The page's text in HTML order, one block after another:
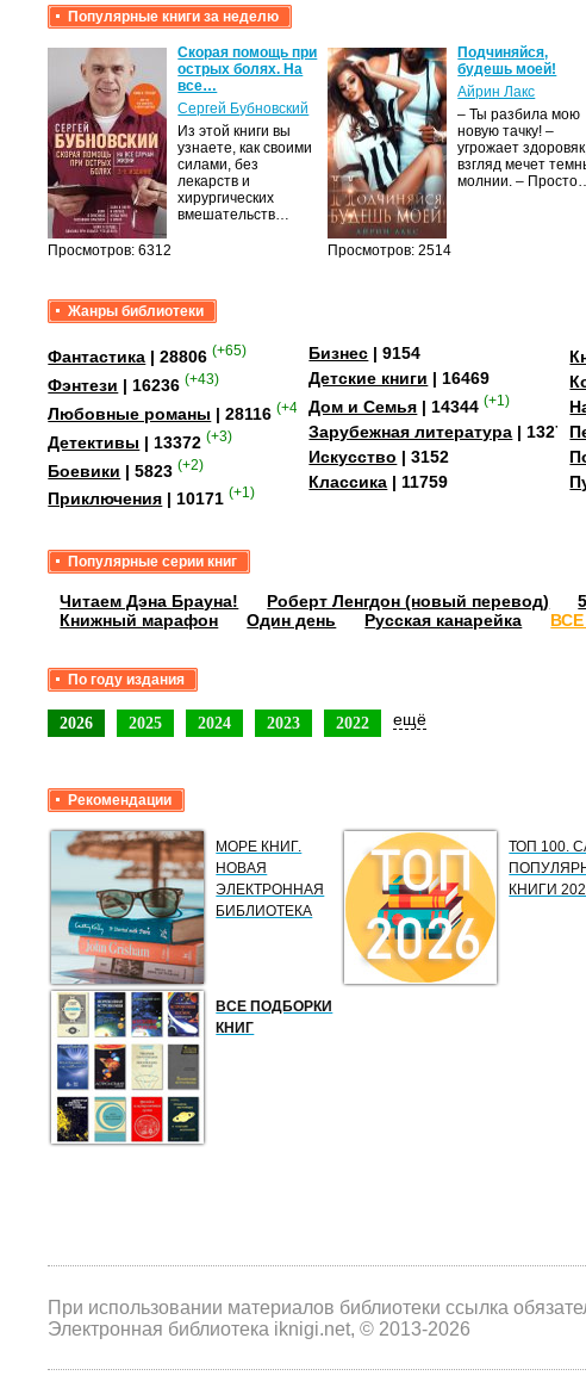
Популярные книги за неделю
Просмотров: 6312
Скорая помощь при
острых болях. На
все…
Сергей Бубновский
Из этой книги вы
узнаете, как своими
силами, без
лекарств и
хирургических
вмешательств…
Просмотров: 2514
Подчиняйся,
будешь моей!
Айрин Лакс
– Ты разбила мою
новую тачку! –
угрожает
взгляд мечет
молнии. –
Жанры библиотеки
Фантастика | 28806 (+65)
Фэнтези | 16236 (+43)
Любовные романы | 28116 (+41)
Детективы | 13372 (+3)
Боевики | 5823 (+2)
Приключения | 10171 (+1)
Бизнес | 9154
Детские книги | 16469
Дом и Семья | 14344 (+1)
Зарубежная литература | 13273
Искусство | 3152
Классика | 11759
Популярные серии книг
Читаем Дэна Брауна! Роберт Ленгдон (новый перевод)
Книжный марафон
Один день Русская канарейка
По году издания
2026 2025 2024 2023 2022 ещё
Рекомендации
МОРЕ КНИГ.
НОВАЯ
ЭЛЕКТРОННАЯ
БИБЛИОТЕКА
ТОП 100.
КНИГИ
ВСЕ ПОДБОРКИ
КНИГ
При использовании материалов библиотеки ссылка
Электронная библиотека iknigi.net, © 2013-2026